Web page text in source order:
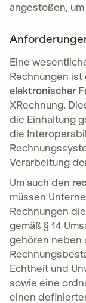
angestoßen,
Eine
Rechnungen
elektronischer
XRechnung.
die Einhaltung
die
Verarbeitung
Um auch den
müssen
Rechnungen
gemäß § 14
gehören neben
Echtheit und
sowie eine
einen